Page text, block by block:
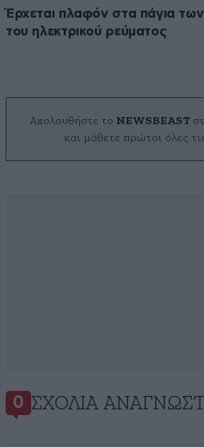
Έρχεται πλαφόν στα πάγια
του ηλεκτρικού ρεύματος
Ακολουθήστε το NEWSBEAST
και μάθετε πρώτοι όλες
0 ΣΧΌΛΙΑ